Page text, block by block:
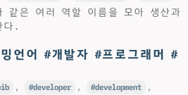
같은 여러 역할 이름을 모아 생산과
다.
언어 #개발자 #프로그래머 #
, developer , development
,